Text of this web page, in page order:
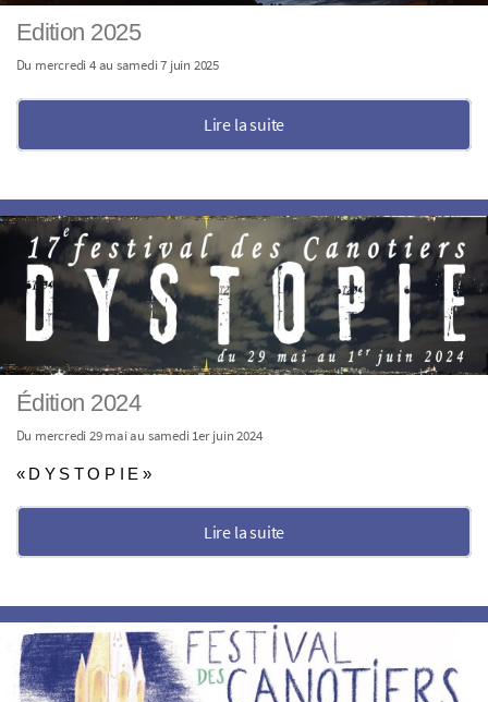
Edition 2025
Du mercredi 4 au samedi 7 juin 2025
Lire la suite
Édition 2024
Du mercredi 29 mai au samedi 1er juin 2024
« D Y S T O P I E »
Lire la suite